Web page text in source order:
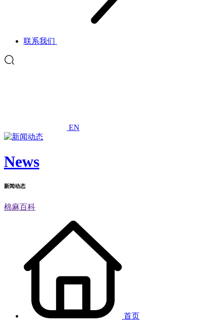
联系我们
EN
News
新闻动态
棉麻百科
首页